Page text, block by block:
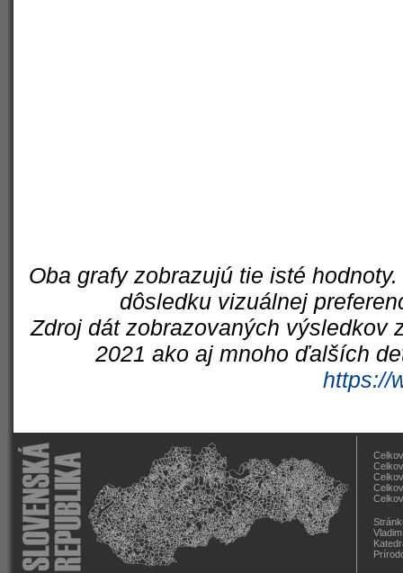
Oba grafy zobrazujú tie isté
dôsledku vizuálnej
Zdroj dát zobrazovaných výsledkov
2021 ako aj mnoho ďalších
https://